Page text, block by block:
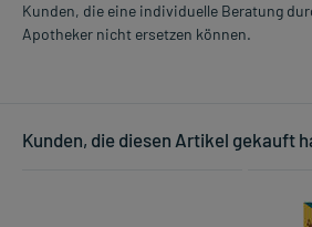
Kunden, die eine individuelle Beratung
Apotheker nicht ersetzen können.
Kunden, die diesen Artikel gekauft